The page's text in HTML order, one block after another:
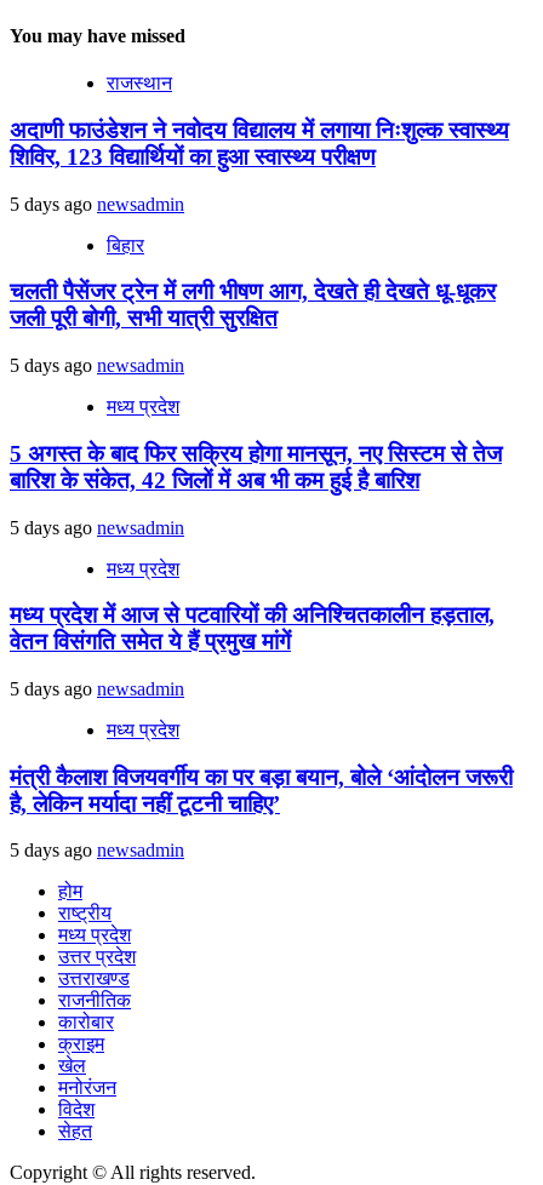
You may have missed
राजस्थान
अदाणी फाउंडेशन ने नवोदय विद्यालय में लगाया निःशुल्क स्वास्थ्य
शिविर, 123 विद्यार्थियों का हुआ स्वास्थ्य परीक्षण
5 days ago newsadmin
बिहार
चलती पैसेंजर ट्रेन में लगी भीषण आग, देखते ही देखते धू-धूकर
जली पूरी बोगी, सभी यात्री सुरक्षित
5 days ago newsadmin
मध्य प्रदेश
5 अगस्त के बाद फिर सक्रिय होगा मानसून, नए सिस्टम से तेज
बारिश के संकेत, 42 जिलों में अब भी कम हुई है बारिश
5 days ago newsadmin
मध्य प्रदेश
मध्य प्रदेश में आज से पटवारियों की अनिश्चितकालीन हड़ताल,
वेतन विसंगति समेत ये हैं प्रमुख मांगें
5 days ago newsadmin
मध्य प्रदेश
मंत्री कैलाश विजयवर्गीय का पर बड़ा बयान, बोले ‘आंदोलन जरूरी
है, लेकिन मर्यादा नहीं टूटनी चाहिए’
5 days ago newsadmin
होम
राष्ट्रीय
मध्य प्रदेश
उत्तर प्रदेश
उत्तराखण्ड
राजनीतिक
कारोबार
क्राइम
खेल
मनोरंजन
विदेश
सेहत
Copyright © All rights reserved.